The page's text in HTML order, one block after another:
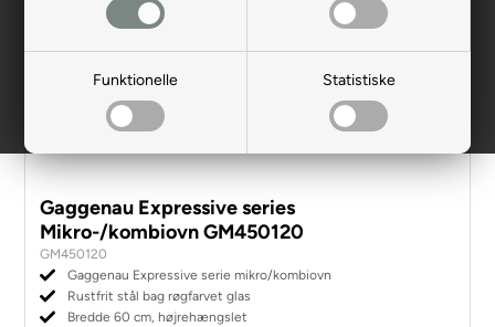
Funktionelle Statistiske
Gaggenau Expressive series
Mikro-/kombiovn GM450120
GM450120
Gaggenau Expressive serie mikro/kombiovn
Rustfrit stål bag røgfarvet glas
Bredde 60 cm, højrehængslet